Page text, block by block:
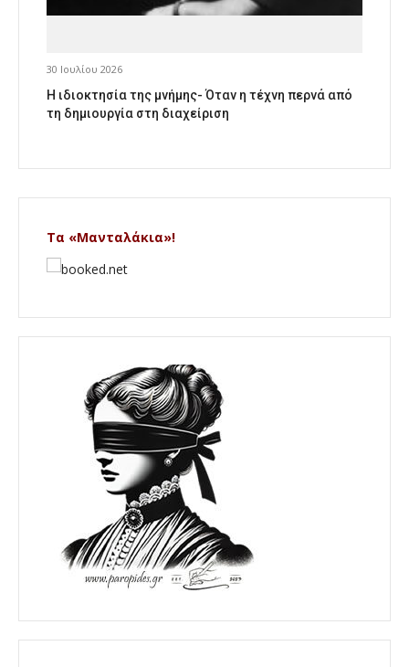
30 Ιουλίου 2026
Η ιδιοκτησία της μνήμης- Όταν η τέχνη περνά από
τη δημιουργία στη διαχείριση
Τα «Μανταλάκια»!